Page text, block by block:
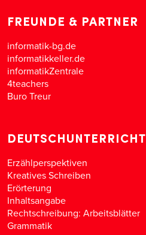
FREUNDE & PARTNER
informatik-bg.de
informatikkeller.de
informatikZentrale
4teachers
Buro Treur
DEUTSCHUNTERRICHT
Erzählperspektiven
Kreatives Schreiben
Erörterung
Inhaltsangabe
Rechtschreibung: Arbeitsblätter
Grammatik